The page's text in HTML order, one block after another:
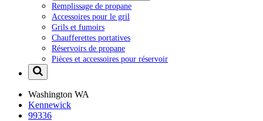
Remplissage de propane
Accessoires pour le gril
Grils et fumoirs
Chaufferettes portatives
Réservoirs de propane
Pièces et accessoires pour réservoir
Washington WA
Kennewick
99336